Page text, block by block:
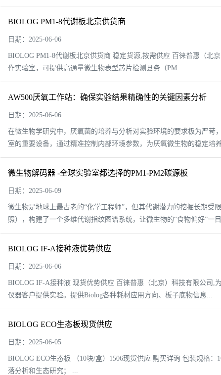
BIOLOG PM1-8代谢板北京供货商
日期：2025-06-06
BIOLOG PM1-8代谢板北京供货商 稳定货源,按需供应 百徕普惠（北
作实验室，可提供高通量微生物表型芯片检测县务（PM...
AW500厌氧工作站：确保实验结果精确性的关键因素分析
日期：2025-06-06
在微生物学研究中，厌氧菌的培养与分析对实验环境的要求极为严
室的重要设备，通过精准控制内部环境参数，为厌氧微生物的稳定培
微生物解码器 -全球实验室都选择的PM1-PM2碳源板
日期：2025-06-09
微生物是地球上最古老的“化学工程师”，但其代谢潜力的挖掘长期
照），构建了一个多维代谢指纹图谱系统，让微生物的“食物偏好”一
BIOLOG IF-A接种液优势供应
日期：2025-06-06
BIOLOG IF-A接种液 现货优势供应 百徕普惠（北京）科技有限公司,
仪器客户提供实验。提供Biolog各种耗材应用方向、板子底物信息...
BIOLOG ECO生态板现货供应
日期：2025-06-05
BIOLOG ECO生态板 （10块/盒）1506现货供应 购买详询 包装规格
落分析和生态研究； ...